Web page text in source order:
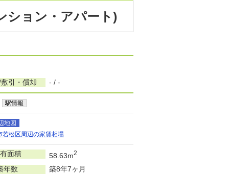
ション・アパート)
引・償却 - / -
駅情報
地図
若松区周辺の家賃相場
面積 58.63m2
年数 築8年7ヶ月